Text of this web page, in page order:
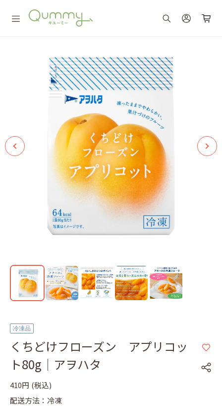
冷凍品
くちどけフローズン アプリコッ
ト80g｜アヲハタ
410円 (税込)
配送方法：冷凍